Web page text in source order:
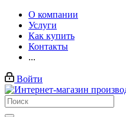
О компании
Услуги
Как купить
Контакты
...
Войти